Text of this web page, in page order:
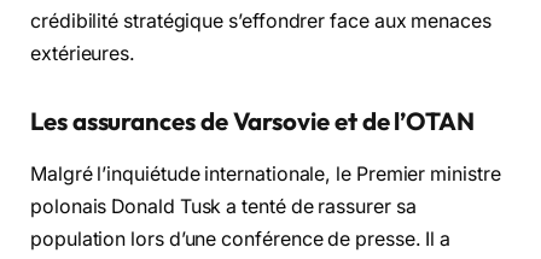
crédibilité stratégique s’effondrer face aux menaces
extérieures.
Les assurances de Varsovie et de l’OTAN
Malgré l’inquiétude internationale, le Premier ministre
polonais Donald Tusk a tenté de rassurer sa
population lors d’une conférence de presse. Il a